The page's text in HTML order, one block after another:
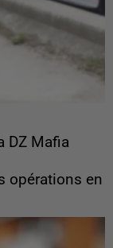
DZ Mafia
opérations en